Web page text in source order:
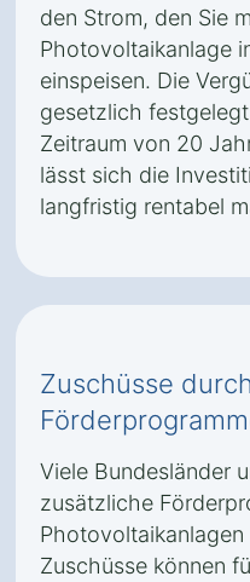
den Strom, den Sie
Photovoltaikanlage
einspeisen. Die
gesetzlich
Zeitraum von 20
lässt sich die
langfristig rentabel
Zuschüsse
Viele Bundesländer
zusätzliche
Photovoltaikanlagen
Zuschüsse können